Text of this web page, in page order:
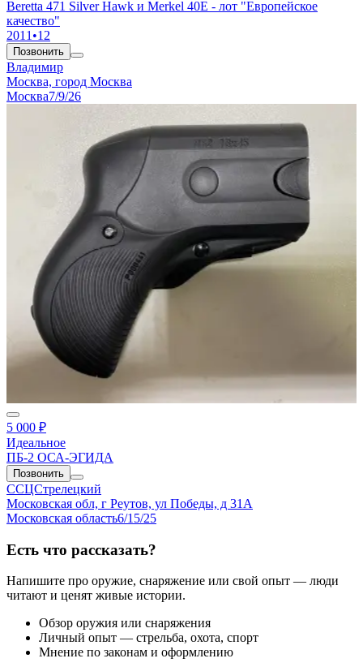
Beretta 471 Silver Hawk и Merkel 40Е - лот "Европейское
качество"
2011 •12
Позвонить
Владимир
Москва, город Москва
Москва7/9/26
5 000 ₽
Идеальное
ПБ-2 ОСА-ЭГИДА
Позвонить
ССЦСтрелецкий
Московская обл, г Реутов, ул Победы, д 31А
Московская область6/15/25
Есть что рассказать?
Напишите про оружие, снаряжение или свой опыт — люди
читают и ценят живые истории.
Обзор оружия или снаряжения
Личный опыт — стрельба, охота, спорт
Мнение по законам и оформлению